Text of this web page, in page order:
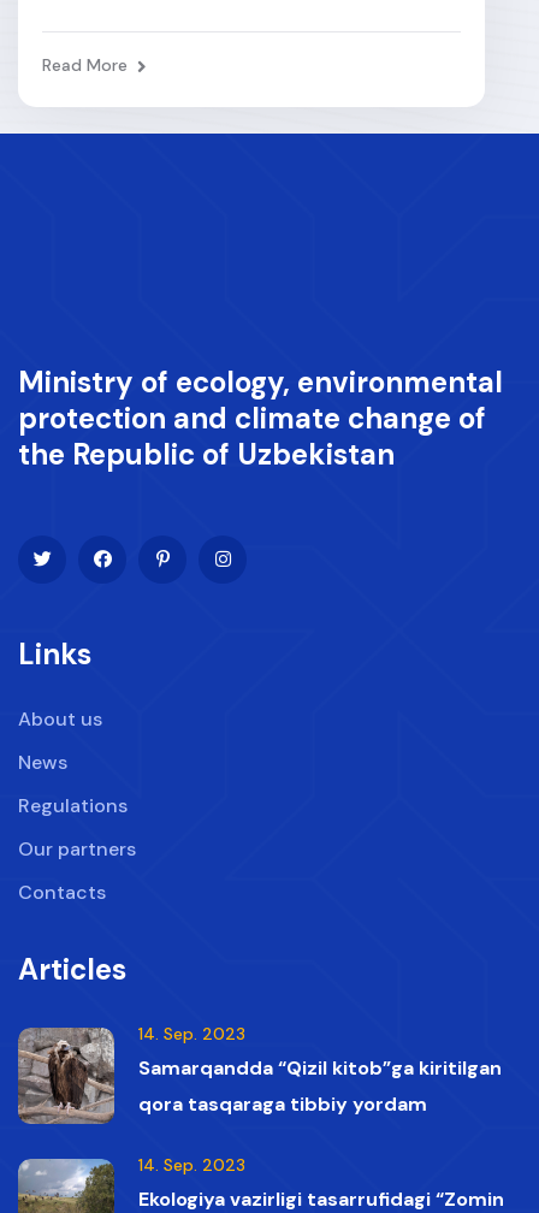
Read More
Ministry of ecology, environmental
protection and climate change of
the Republic of Uzbekistan
Links
About us
News
Regulations
Our partners
Contacts
Articles
14. Sep. 2023
Samarqandda “Qizil kitob”ga kiritilgan
qora tasqaraga tibbiy yordam
14. Sep. 2023
Ekologiya vazirligi tasarrufidagi “Zomin